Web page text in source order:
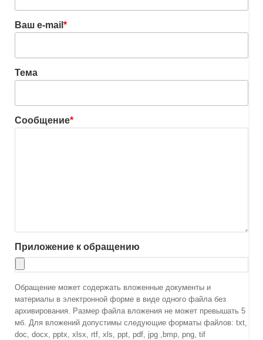
Ваш e-mail *
Тема
Сообщение*
Приложение к обращению
Обращение может содержать вложенные документы и
материалы в электронной форме в виде одного файла без
архивирования. Размер файла вложения не может превышать 5
мб. Для вложений допустимы следующие форматы файлов: txt,
doc, docx, pptx, xlsx, rtf, xls, ppt, pdf, jpg ,bmp, png, tif